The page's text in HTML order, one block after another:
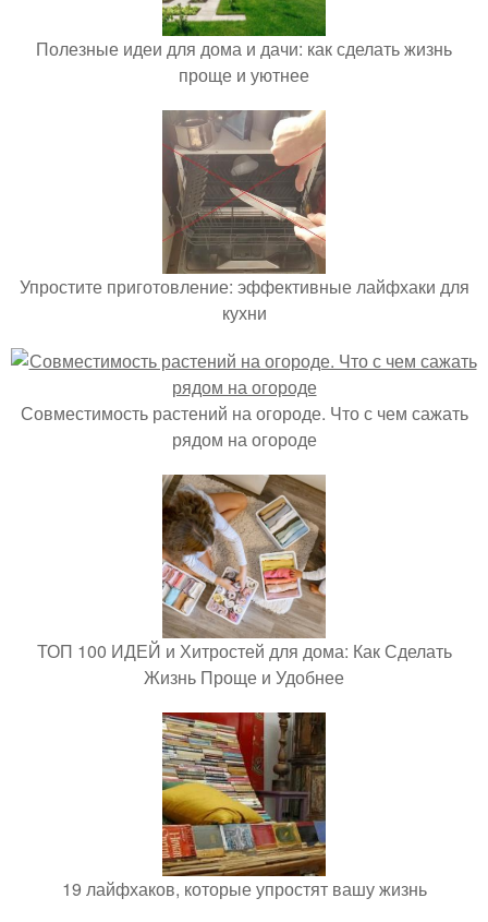
Полезные идеи для дома и дачи: как сделать жизнь
проще и уютнее
Упростите приготовление: эффективные лайфхаки для
кухни
Совместимость растений на огороде. Что с чем сажать
рядом на огороде
ТОП 100 ИДЕЙ и Хитростей для дома: Как Сделать
Жизнь Проще и Удобнее
19 лайфхаков, которые упростят вашу жизнь